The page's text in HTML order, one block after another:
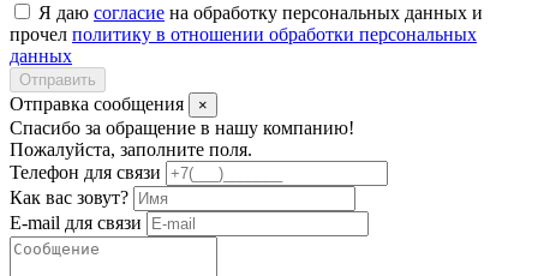
Я даю согласие на обработку персональных данных и
прочел политику в отношении обработки персональных
данных
Отправить
Отправка сообщения ×
Спасибо за обращение в нашу компанию!
Пожалуйста, заполните поля.
Телефон для связи
Как вас зовут?
E-mail для связи